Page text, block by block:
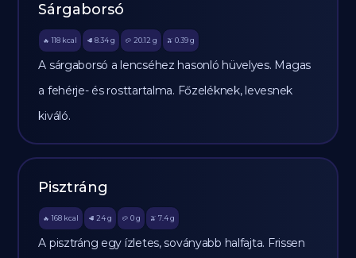
Sárgaborsó
🔥 118 kcal 🥩 8.34 g 🥔 20.12 g 🫒 0.39 g
A sárgaborsó a lencséhez hasonló hüvelyes. Magas
a fehérje- és rosttartalma. Főzeléknek, levesnek
kiváló.
Pisztráng
🔥 168 kcal 🥩 24 g 🥔 0g 🫒 7.4 g
A pisztráng egy ízletes, soványabb halfajta. Frissen